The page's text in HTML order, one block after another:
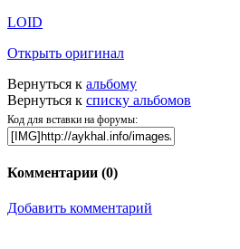
LOID
Открыть оригинал
Вернуться к альбому
Вернуться к списку альбомов
Код для вставки на форумы:
Комментарии (0)
Добавить комментарий